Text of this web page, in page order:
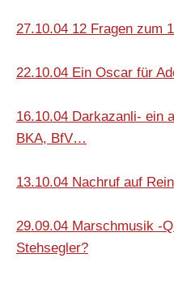
27.10.04 12 Fragen zum
22.10.04 Ein Oscar für
16.10.04 Darkazanli- ein
BKA, BfV…
13.10.04 Nachruf auf
29.09.04 Marschmusik -
Stehsegler?